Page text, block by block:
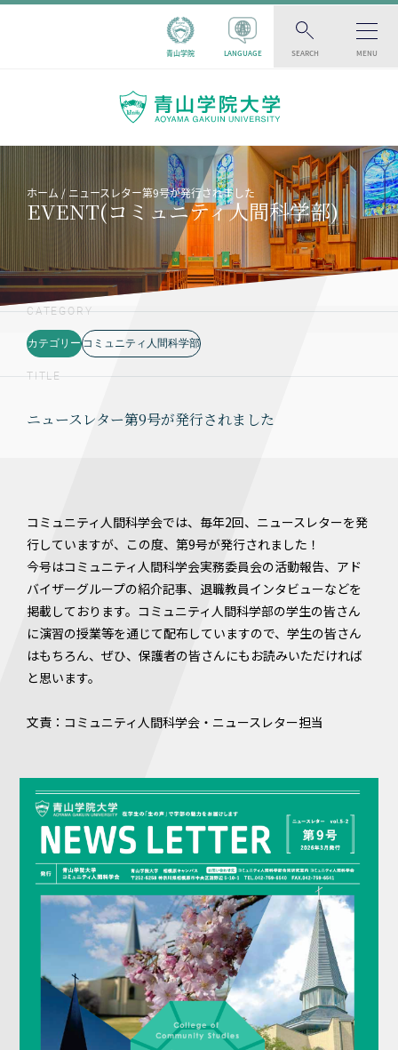
青山学院 LANGUAGE SEARCH MENU
ホーム ニュースレター第9号が発行されました
EVENT(コミュニティ人間科学部)
CATEGORY
カテゴリー コミュニティ人間科学部
TITLE
ニュースレター第9号が発行されました
コミュニティ人間科学会では、毎年2回、ニュースレターを発
行していますが、この度、第9号が発行されました！
今号はコミュニティ人間科学会実務委員会の活動報告、アド
バイザーグループの紹介記事、退職教員インタビューなどを
掲載しております。コミュニティ人間科学部の学生の皆さん
に演習の授業等を通じて配布していますので、学生の皆さん
はもちろん、ぜひ、保護者の皆さんにもお読みいただければ
と思います。
文責：コミュニティ人間科学会・ニュースレター担当